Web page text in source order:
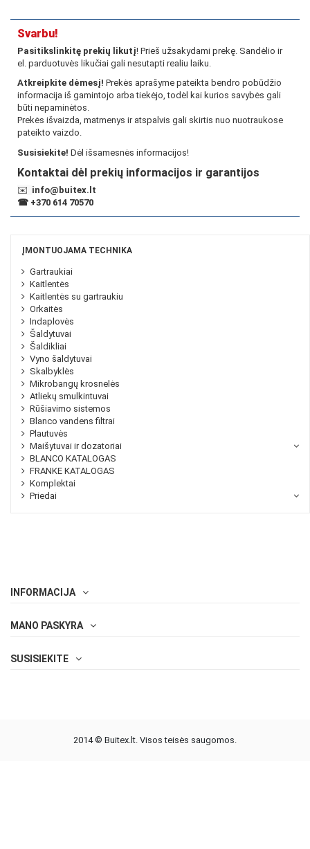
Svarbu!
Pasitikslinkitę prekių likutį! Prieš užsakydami prekę. Sandėlio ir
el. parduotuvės likučiai gali nesutapti realiu laiku.
Atkreipkite dėmesį! Prekės aprašyme pateikta bendro pobūdžio
informacija iš gamintojo arba tiekėjo, todėl kai kurios savybės gali
būti nepaminėtos.
Prekės išvaizda, matmenys ir atspalvis gali skirtis nuo nuotraukose
pateikto vaizdo.
Susisiekite! Dėl išsamesnės informacijos!
Kontaktai dėl prekių informacijos ir garantijos
✉️ info@buitex.lt
☎ +370 614 70570
ĮMONTUOJAMA TECHNIKA
Gartraukiai
Kaitlentės
Kaitlentės su gartraukiu
Orkaitės
Indaplovės
Šaldytuvai
Šaldikliai
Vyno šaldytuvai
Skalbyklės
Mikrobangų krosnelės
Atliekų smulkintuvai
Rūšiavimo sistemos
Blanco vandens filtrai
Plautuvės
Maišytuvai ir dozatoriai
BLANCO KATALOGAS
FRANKE KATALOGAS
Komplektai
Priedai
INFORMACIJA
MANO PASKYRA
SUSISIEKITE
2014 © Buitex.lt. Visos teisės saugomos.